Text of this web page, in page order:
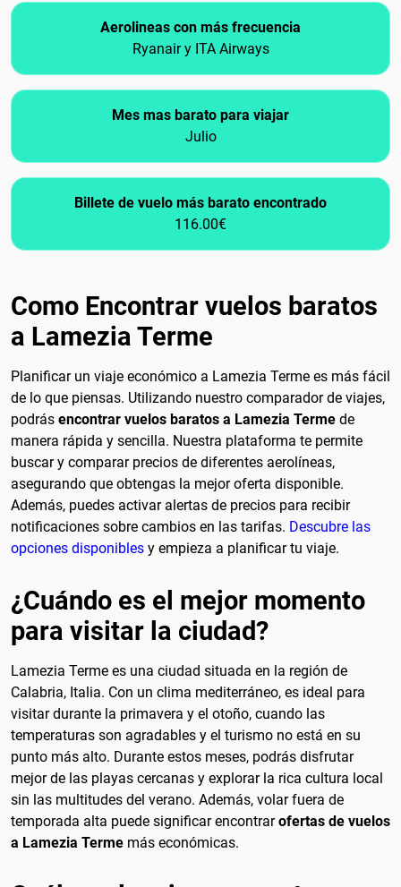
Aerolineas con más frecuencia
Ryanair y ITA Airways
Mes mas barato para viajar
Julio
Billete de vuelo más barato encontrado
116.00€
Como Encontrar vuelos baratos
a Lamezia Terme
Planificar un viaje económico a Lamezia Terme es más fácil
de lo que piensas. Utilizando nuestro comparador de viajes,
podrás encontrar vuelos baratos a Lamezia Terme de
manera rápida y sencilla. Nuestra plataforma te permite
buscar y comparar precios de diferentes aerolíneas,
asegurando que obtengas la mejor oferta disponible.
Además, puedes activar alertas de precios para recibir
notificaciones sobre cambios en las tarifas. Descubre las
opciones disponibles y empieza a planificar tu viaje.
¿Cuándo es el mejor momento
para visitar la ciudad?
Lamezia Terme es una ciudad situada en la región de
Calabria, Italia. Con un clima mediterráneo, es ideal para
visitar durante la primavera y el otoño, cuando las
temperaturas son agradables y el turismo no está en su
punto más alto. Durante estos meses, podrás disfrutar
mejor de las playas cercanas y explorar la rica cultura local
sin las multitudes del verano. Además, volar fuera de
temporada alta puede significar encontrarofertas de vuelos
a Lamezia Terme más económicas.